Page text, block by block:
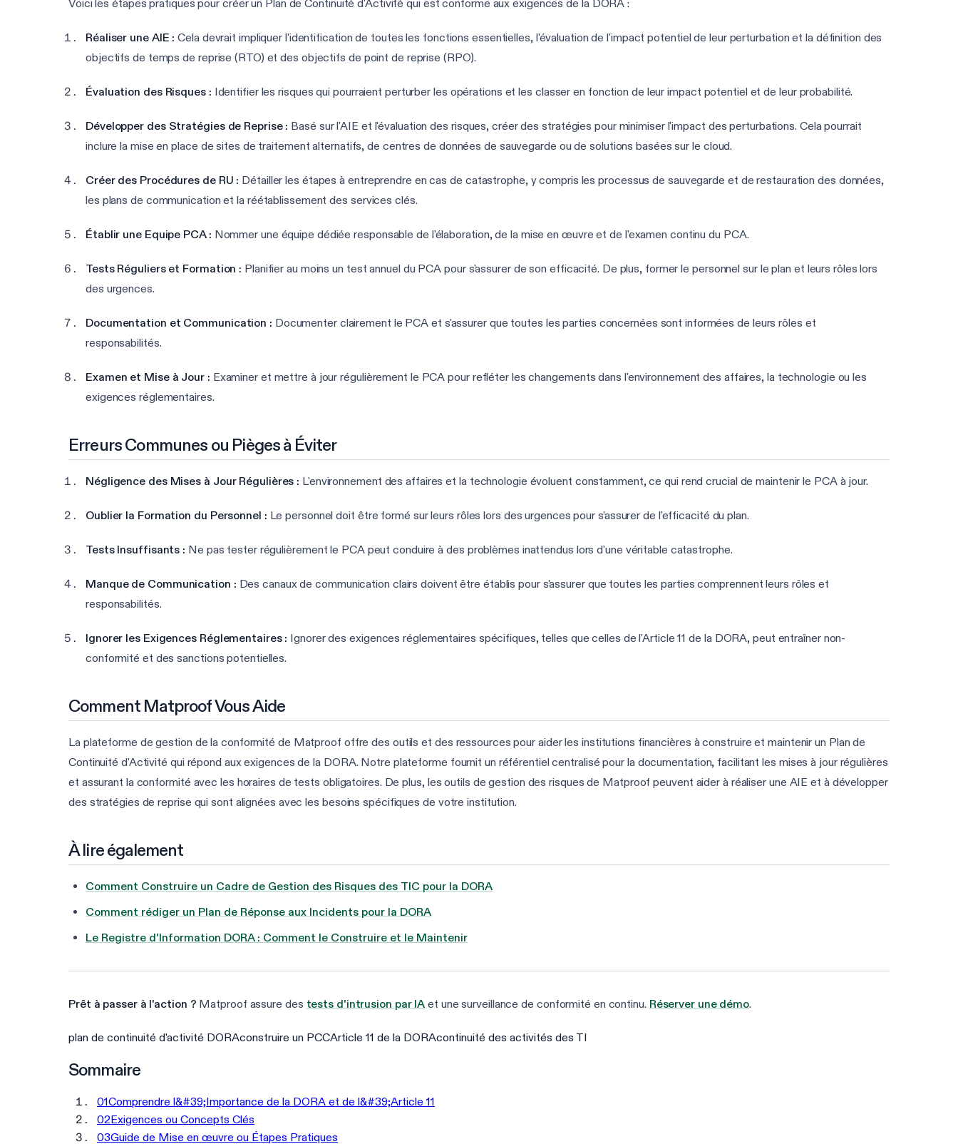
Voici les étapes pratiques pour créer un Plan de Continuité d'Activité qui est conforme aux exigences de la DORA :
Réaliser une AIE : Cela devrait impliquer l'identification de toutes les fonctions essentielles, l'évaluation de l'impact potentiel de leur perturbation et la définition des
objectifs de temps de reprise (RTO) et des objectifs de point de reprise (RPO).
Évaluation des Risques : Identifier les risques qui pourraient perturber les opérations et les classer en fonction de leur impact potentiel et de leur probabilité.
Développer des Stratégies de Reprise : Basé sur l'AIE et l'évaluation des risques, créer des stratégies pour minimiser l'impact des perturbations. Cela pourrait
inclure la mise en place de sites de traitement alternatifs, de centres de données de sauvegarde ou de solutions basées sur le cloud.
Créer des Procédures de RU : Détailler les étapes à entreprendre en cas de catastrophe, y compris les processus de sauvegarde et de restauration des données,
les plans de communication et la réétablissement des services clés.
Établir une Equipe PCA : Nommer une équipe dédiée responsable de l'élaboration, de la mise en œuvre et de l'examen continu du PCA.
Tests Réguliers et Formation : Planifier au moins un test annuel du PCA pour s'assurer de son efficacité. De plus, former le personnel sur le plan et leurs rôles lors
des urgences.
Documentation et Communication : Documenter clairement le PCA et s'assurer que toutes les parties concernées sont informées de leurs rôles et
responsabilités.
Examen et Mise à Jour : Examiner et mettre à jour régulièrement le PCA pour refléter les changements dans l'environnement des affaires, la technologie ou les
exigences réglementaires.
Erreurs Communes ou Pièges à Éviter
Négligence des Mises à Jour Régulières : L'environnement des affaires et la technologie évoluent constamment, ce qui rend crucial de maintenir le PCA à jour.
Oublier la Formation du Personnel : Le personnel doit être formé sur leurs rôles lors des urgences pour s'assurer de l'efficacité du plan.
Tests Insuffisants : Ne pas tester régulièrement le PCA peut conduire à des problèmes inattendus lors d'une véritable catastrophe.
Manque de Communication : Des canaux de communication clairs doivent être établis pour s'assurer que toutes les parties comprennent leurs rôles et
responsabilités.
Ignorer les Exigences Réglementaires : Ignorer des exigences réglementaires spécifiques, telles que celles de l'Article 11 de la DORA, peut entraîner non-
conformité et des sanctions potentielles.
Comment Matproof Vous Aide
La plateforme de gestion de la conformité de Matproof offre des outils et des ressources pour aider les institutions financières à construire et maintenir un Plan de
Continuité d'Activité qui répond aux exigences de la DORA. Notre plateforme fournit un référentiel centralisé pour la documentation, facilitant les mises à jour régulières
et assurant la conformité avec les horaires de tests obligatoires. De plus, les outils de gestion des risques de Matproof peuvent aider à réaliser une AIE et à développer
des stratégies de reprise qui sont alignées avec les besoins spécifiques de votre institution.
À lire également
Comment Construire un Cadre de Gestion des Risques des TIC pour la DORA
Comment rédiger un Plan de Réponse aux Incidents pour la DORA
Le Registre d'Information DORA : Comment le Construire et le Maintenir
Prêt à passer à l'action ? Matproof assure des tests d'intrusion par IA et une surveillance de conformité en continu. Réserver une démo.
plan de continuité d'activité DORAconstruire un PCCArticle 11 de la DORAcontinuité des activités des TI
Sommaire
01Comprendre l&#39;Importance de la DORA et de l&#39;Article 11
02Exigences ou Concepts Clés
03Guide de Mise en œuvre ou Étapes Pratiques